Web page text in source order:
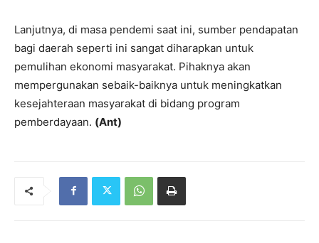
Lanjutnya, di masa pendemi saat ini, sumber pendapatan
bagi daerah seperti ini sangat diharapkan untuk
pemulihan ekonomi masyarakat. Pihaknya akan
mempergunakan sebaik-baiknya untuk meningkatkan
kesejahteraan masyarakat di bidang program
pemberdayaan. (Ant)